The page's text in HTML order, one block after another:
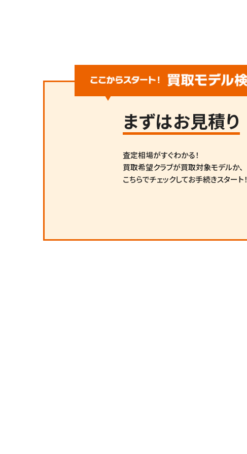
まずはお見積り
査定相場がすぐわかる！
買取希望クラブが買取対象モデルか、
こちらでチェックしてお手続きスタート！